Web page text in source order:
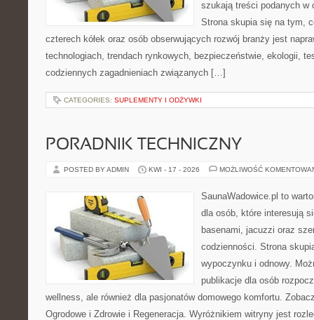
szukają treści podanych
Strona skupia się na tym,
czterech kółek oraz osób obserwujących rozwój branży jest
technologiach, trendach rynkowych, bezpieczeństwie, ekologii,
codziennych zagadnieniach związanych […]
CATEGORIES: SUPLEMENTY I ODŻYWKI
PORADNIK TECHNICZNY
POSTED BY ADMIN KWI - 17 - 2026 MOŻLIWOŚĆ
SaunaWadowice.pl to
dla osób, które interesują
basenami, jacuzzi oraz
codzienności. Strona
wypoczynku i odnowy.
publikacje dla osób
wellness, ale również dla pasjonatów domowego komfortu.
Ogrodowe i Zdrowie i Regeneracja. Wyróżnikiem witryny jest